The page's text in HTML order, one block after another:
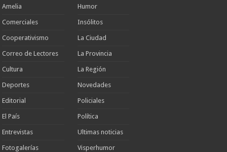
Amelia
Comerciales
Cooperativismo
Correo de Lectores
Cultura
Deportes
Editorial
El País
Entrevistas
Fotogalerías
Humor
Insólitos
La Ciudad
La Provincia
La Región
Novedades
Policiales
Política
Ultimas noticias
Visperhumor